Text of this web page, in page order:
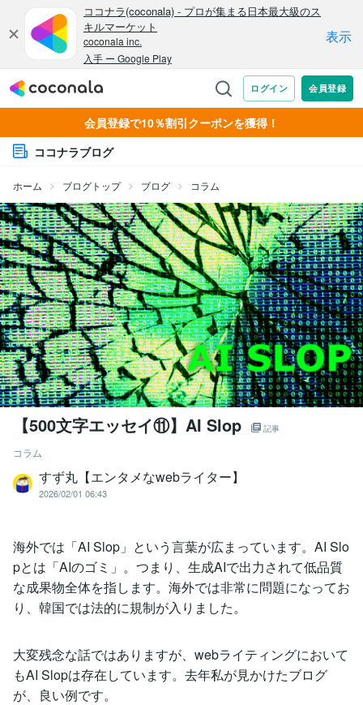
会員登録で10％割引クーポンを獲得！
ココナラブログ
ホーム ブログトップ ブログ コラム
【500文字エッセイ⑪】AI Slop 記事
コラム
すず丸【エンタメなwebライター】
2026/02/01 06:43
海外では「AI Slop」という言葉が広まっています。AI Slo
pとは「AIのゴミ」。つまり、生成AIで出力されて低品質
な成果物全体を指します。海外では非常に問題になってお
り、韓国では法的に規制が入りました。
大変残念な話ではありますが、webライティングにおいて
もAI Slopは存在しています。去年私が見かけたブログ
が、良い例です。